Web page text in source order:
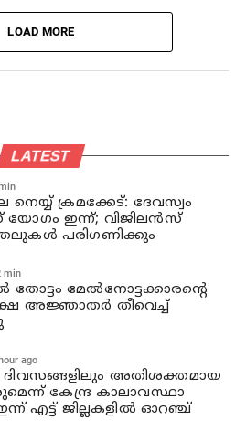
LOAD MORE
LATEST
നെയ്യ് ക്രമക്കേട്: ദേവസ്വം
ഇന്ന്; വിജിലൻസ്
പരിഗണിക്കും
min
തോട്ടം മേല്‍നോട്ടക്കാരന്റെ
അജ്ഞാതര്‍ തീവെച്ച്
ago
അതിശക്തമായ
കേന്ദ്ര കാലാവസ്ഥാ
എട്ട് ജില്ലകളിൽ ഓറഞ്ച്